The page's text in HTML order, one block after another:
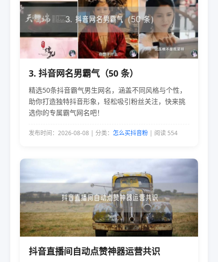
3. 抖音网名男霸气（50 条）
精选50条抖音霸气男生网名，涵盖不同风格与个性，
助你打造独特抖音形象，轻松吸引粉丝关注，快来挑
选你的专属霸气网名吧！
发布时间：2026-08-08 | 分类： 怎么买抖音粉 | 阅读 554
抖音直播间自动点赞神器运营共识